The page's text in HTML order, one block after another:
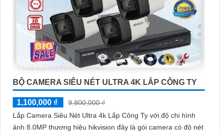
BỘ CAMERA SIÊU NÉT ULTRA 4K LẮP CÔNG TY
1,100,000 ₫
9,800,000 ₫
Lắp Camera Siêu Nét Ultra 4k Lắp Công Ty với độ chi hình
ảnh 8.0MP thương hiệu hikvision đây là gói camera có độ nét